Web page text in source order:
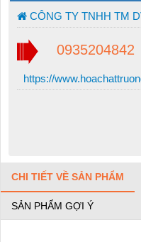
CÔNG TY TNHH TM
0935204842
https://
CHI TIẾT VỀ SẢN PHẨM
SẢN PHẨM GỢI Ý